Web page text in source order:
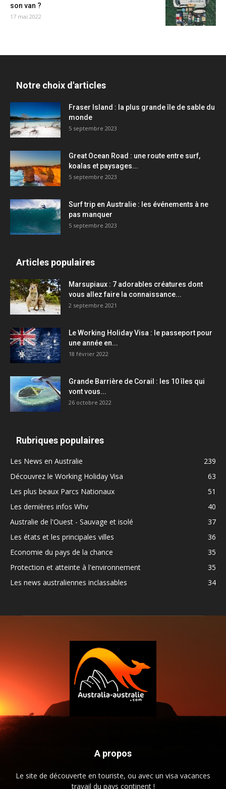
son van ?
17 mai 2022
Notre choix d'articles
Fraser Island : la plus grande île de sable du
monde
5 septembre 2023
Great Ocean Road : une route entre surf,
koalas et paysages...
5 septembre 2023
Surf trip en Australie : les événements à ne
pas manquer
5 septembre 2023
Articles populaires
Marsupiaux : 7 adorables créatures dont
vous allez faire la connaissance...
2 septembre 2021
Le Working Holiday Visa : le passeport pour
une année en...
18 février 2022
Grande Barrière de Corail : les 10 îles qui
vont vous...
26 octobre 2022
Rubriques populaires
Les News en Australie
239
Découvrez le Working Holiday Visa
63
Les plus beaux Parcs Nationaux
51
Les dernières infos Whv
40
Australie de l'Ouest - Sauvage et isolé
37
Les états et les principales villes
36
Economie du pays de la chance
35
Protection et atteinte à l'environnement
35
Les news australiennes inclassables
34
A propos
Le site de découverte en touriste, ou avec un visa vacances
travail du pays continent !